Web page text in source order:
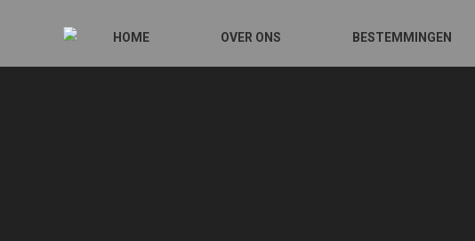
HOME OVER ONS BESTEMMINGEN